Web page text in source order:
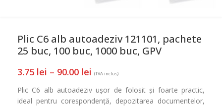
Plic C6 alb autoadeziv 121101, pachete
25 buc, 100 buc, 1000 buc, GPV
3.75 lei – 90.00 lei (TVA inclus)
Plic C6 alb autoadeziv ușor de folosit și foarte practic,
ideal pentru corespondență, depozitarea documentelor,